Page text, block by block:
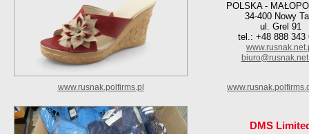
POLSKA -
34-400 Nowy
ul. Grel 91
tel.: +48 888 343
www.rusnak.polfirms.pl
DMS